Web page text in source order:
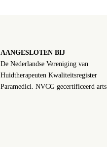
AANGESLOTEN BIJ
De Nederlandse Vereniging van
Huidtherapeuten Kwaliteitsregister
Paramedici. NVCG gecertificeerd arts.